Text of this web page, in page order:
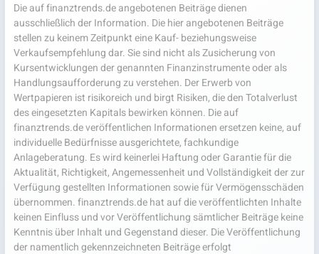
Die auf finanztrends.de angebotenen Beiträge dienen
ausschließlich der Information. Die hier angebotenen Beiträge
stellen zu keinem Zeitpunkt eine Kauf- beziehungsweise
Verkaufsempfehlung dar. Sie sind nicht als Zusicherung von
Kursentwicklungen der genannten Finanzinstrumente oder als
Handlungsaufforderung zu verstehen. Der Erwerb von
Wertpapieren ist risikoreich und birgt Risiken, die den Totalverlust
des eingesetzten Kapitals bewirken können. Die auf
finanztrends.de veröffentlichen Informationen ersetzen keine, auf
individuelle Bedürfnisse ausgerichtete, fachkundige
Anlageberatung. Es wird keinerlei Haftung oder Garantie für die
Aktualität, Richtigkeit, Angemessenheit und Vollständigkeit der zur
Verfügung gestellten Informationen sowie für Vermögensschäden
übernommen. finanztrends.de hat auf die veröffentlichten Inhalte
keinen Einfluss und vor Veröffentlichung sämtlicher Beiträge keine
Kenntnis über Inhalt und Gegenstand dieser. Die Veröffentlichung
der namentlich gekennzeichneten Beiträge erfolgt